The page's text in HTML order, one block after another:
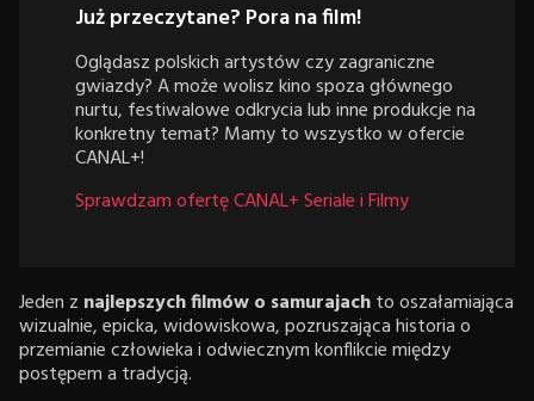
Już przeczytane? Pora na film!
Oglądasz polskich artystów czy zagraniczne
gwiazdy? A może wolisz kino spoza głównego
nurtu, festiwalowe odkrycia lub inne produkcje na
konkretny temat? Mamy to wszystko w ofercie
CANAL+!
Sprawdzam ofertę CANAL+ Seriale i Filmy
Jeden z najlepszych filmów o samurajachto oszałamiająca
wizualnie, epicka, widowiskowa, pozruszająca historia o
przemianie człowieka i odwiecznym konflikcie między
postępem a tradycją.